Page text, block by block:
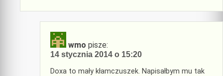
wmo pisze:
14 stycznia 2014 o 15:20
Doxa to mały kłamczuszek. Napisałbym mu tak